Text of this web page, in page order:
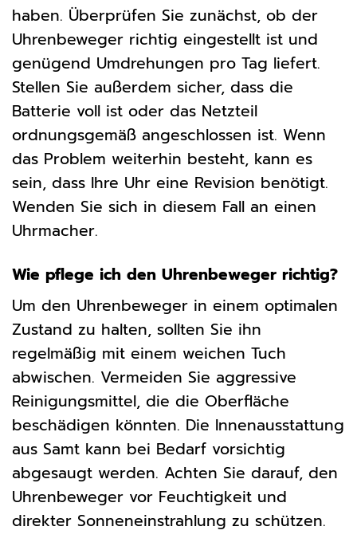
haben. Überprüfen Sie zunächst, ob der
Uhrenbeweger richtig eingestellt ist und
genügend Umdrehungen pro Tag liefert.
Stellen Sie außerdem sicher, dass die
Batterie voll ist oder das Netzteil
ordnungsgemäß angeschlossen ist. Wenn
das Problem weiterhin besteht, kann es
sein, dass Ihre Uhr eine Revision benötigt.
Wenden Sie sich in diesem Fall an einen
Uhrmacher.
Wie pflege ich den Uhrenbeweger richtig?
Um den Uhrenbeweger in einem optimalen
Zustand zu halten, sollten Sie ihn
regelmäßig mit einem weichen Tuch
abwischen. Vermeiden Sie aggressive
Reinigungsmittel, die die Oberfläche
beschädigen könnten. Die Innenausstattung
aus Samt kann bei Bedarf vorsichtig
abgesaugt werden. Achten Sie darauf, den
Uhrenbeweger vor Feuchtigkeit und
direkter Sonneneinstrahlung zu schützen.